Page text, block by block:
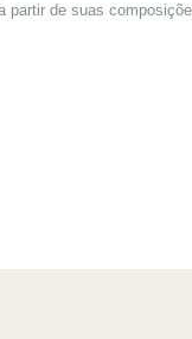
partir de suas